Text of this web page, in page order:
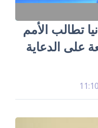
تطالب الأمم
على الدعاية